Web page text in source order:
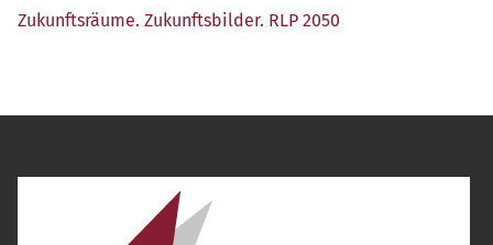
Zukunfts­räu­me. Zukunfts­bil­der. RLP 2050